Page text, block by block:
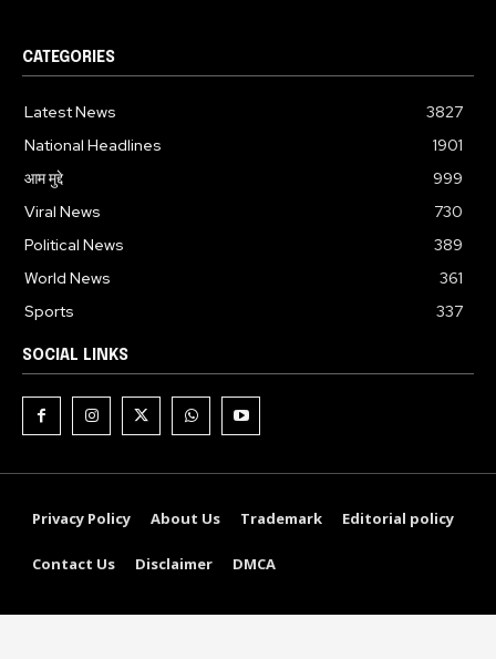
CATEGORIES
Latest News
3827
National Headlines
1901
आम मुद्दे
999
Viral News
730
Political News
389
World News
361
Sports
337
SOCIAL LINKS
Privacy Policy About Us Trademark Editorial policy
Contact Us Disclaimer DMCA